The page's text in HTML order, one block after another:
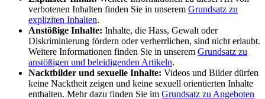
verbotenen Inhalten finden Sie in unserem Grundsatz zu
expliziten Inhalten.
Anstößige Inhalte: Inhalte, die Hass, Gewalt oder
Diskriminierung fördern oder verherrlichen, sind nicht erlaubt.
Weitere Informationen finden Sie in unserem Grundsatz zu
anstößigen und beleidigenden Artikeln.
Nacktbilder und sexuelle Inhalte: Videos und Bilder dürfen
keine Nacktheit zeigen und keine sexuell orientierten Inhalte
enthalten. Mehr dazu finden Sie im Grundsatz zu Angeboten